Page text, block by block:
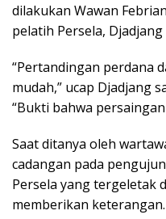
dilakukan Wawan
pelatih Persela,
“Pertandingan perdana
mudah,” ucap Djadjang
“Bukti bahwa
Saat ditanya oleh
cadangan pada
Persela yang tergeletak
memberikan keterangan.